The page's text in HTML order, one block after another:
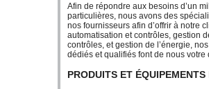
Afin de répondre aux besoins d’un
particulières, nous avons des
nos fournisseurs afin d’offrir à notre
automatisation et contrôles, gestion
contrôles, et gestion de l’énergie,
dédiés et qualifiés font de nous
PRODUITS ET